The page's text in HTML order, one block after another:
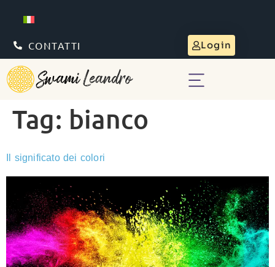
CONTATTI Login
Tag: bianco
Il significato dei colori